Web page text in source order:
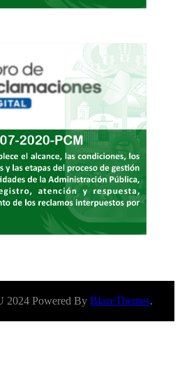
2024 Powered By BlazeThemes.